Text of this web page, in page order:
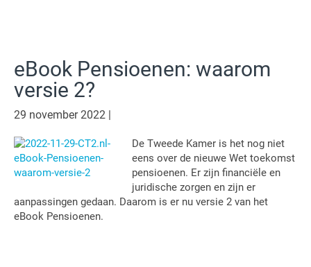
eBook Pensioenen: waarom
versie 2?
29 november 2022
De Tweede Kamer is het nog niet
eens over de nieuwe Wet toekomst
pensioenen. Er zijn financiële en
juridische zorgen en zijn er
aanpassingen gedaan. Daarom is er nu versie 2 van het
eBook Pensioenen.